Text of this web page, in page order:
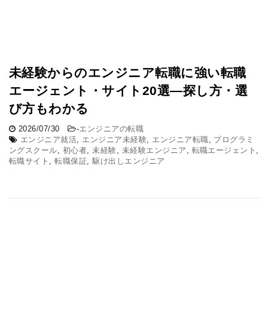
未経験からのエンジニア転職に強い転職
エージェント・サイト20選―探し方・選
び方もわかる
2026/07/30 -エンジニアの転職
エンジニア就活
エンジニア未経験 エンジニア転職
プログラミ
ングスクール
初心者 未経験 未経験エンジニア 転職エージェント
転職サイト
,転職保証 ,駆け出しエンジニア